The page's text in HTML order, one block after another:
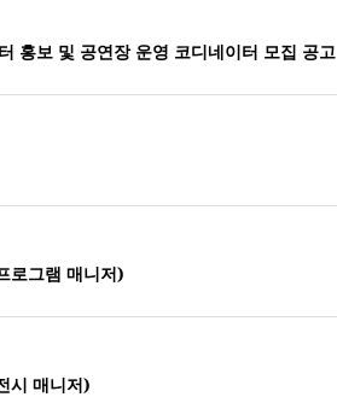
홍보 및 공연장 운영 코디네이터 모집 공고
로그램 매니저)
시 매니저)